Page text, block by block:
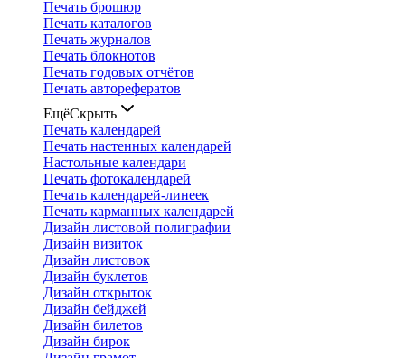
Печать брошюр
Печать каталогов
Печать журналов
Печать блокнотов
Печать годовых отчётов
Печать авторефератов
ЕщёСкрыть
Печать календарей
Печать настенных календарей
Настольные календари
Печать фотокалендарей
Печать календарей-линеек
Печать карманных календарей
Дизайн листовой полиграфии
Дизайн визиток
Дизайн листовок
Дизайн буклетов
Дизайн открыток
Дизайн бейджей
Дизайн билетов
Дизайн бирок